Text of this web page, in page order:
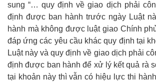
sung “… quy định về giao dịch phải
định được ban hành trước ngày Luật
hành mà không được luật giao Chính
đáp ứng các yêu cầu khác quy định tại
Luật này và quy định về giao dịch phải
định được ban hành để xử lý kết quả rà
tại khoản này thì vẫn có hiệu lực thi